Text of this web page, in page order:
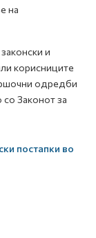
на
и
корисниците
одредби
Законот за
постапки во